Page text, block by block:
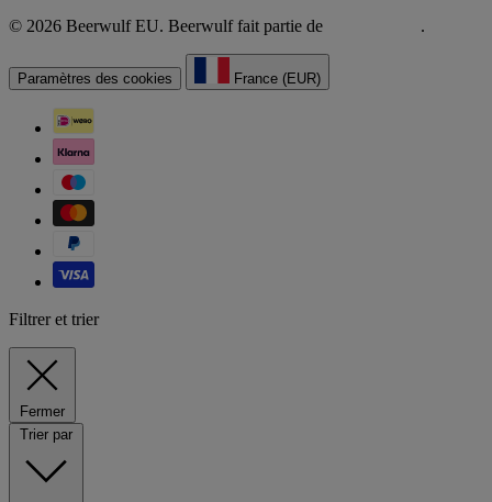
© 2026 Beerwulf EU. Beerwulf fait partie de
.
Paramètres des cookies France (EUR)
Filtrer et trier
Fermer
Trier par